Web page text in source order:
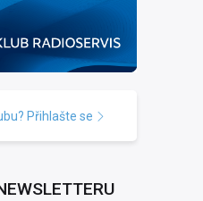
Přihlašte se